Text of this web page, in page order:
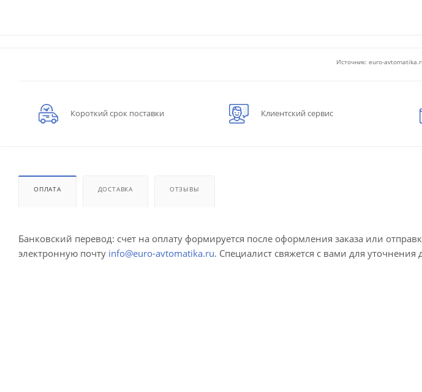
Источник: euro-
Короткий срок поставки Клиентский сервис
ОПЛАТА ДОСТАВКА ОТЗЫВЫ
Банковский перевод: счет на оплату формируется после оформления заказа или
электронную почту info@euro-avtomatika.ru. Специалист свяжется с вами для уточнения